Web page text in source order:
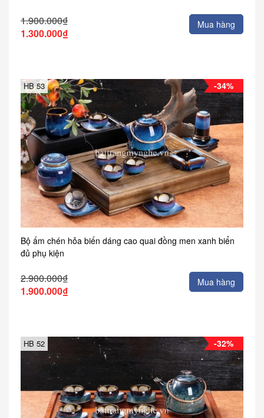
1.900.000₫
1.300.000₫
Mua hàng
-34%
HB 53
Bộ ấm chén hỏa biến dáng cao quai đồng men xanh biển
đủ phụ kiện
2.900.000₫
1.900.000₫
Mua hàng
-32%
HB 52